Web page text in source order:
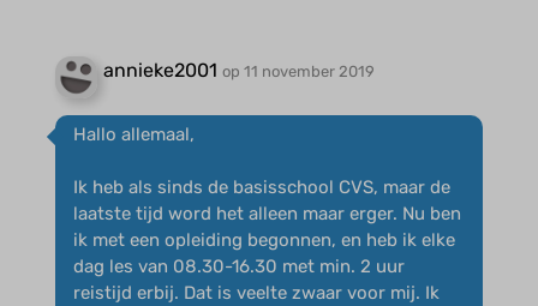
annieke2001 op 11 november 2019
Hallo allemaal,
Ik heb als sinds de basisschool CVS, maar de
laatste tijd word het alleen maar erger. Nu ben
ik met een opleiding begonnen, en heb ik elke
dag les van 08.30-16.30 met min. 2 uur
reistijd erbij. Dat is veelte zwaar voor mij. Ik